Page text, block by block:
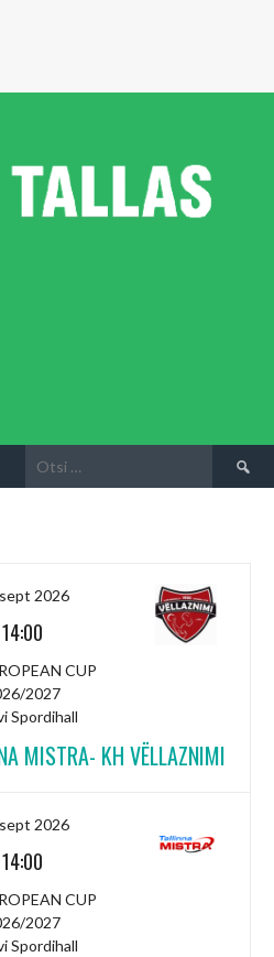
Otsi:
2026
14:00
CUP
2027
Spordihall
MISTRA- KH VËLLAZNIMI
2026
14:00
CUP
2027
Spordihall